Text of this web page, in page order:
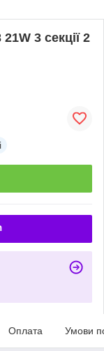
3 секції 2
Оплата Умови